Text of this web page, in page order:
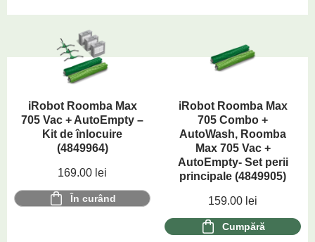
iRobot Roomba Max
705 Vac + AutoEmpty –
Kit de înlocuire
(4849964)
169.00 lei
În curând
iRobot Roomba Max
705 Combo +
AutoWash, Roomba
Max 705 Vac +
AutoEmpty- Set perii
principale (4849905)
159.00 lei
Cumpără